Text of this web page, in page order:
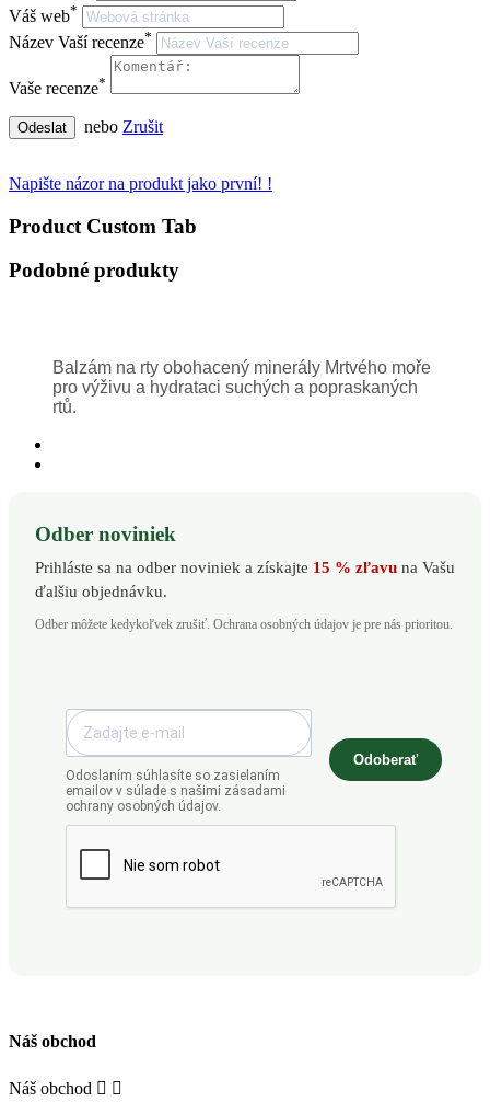
Váš web*
Název Vaší recenze*
Vaše recenze*
Odeslat nebo Zrušit
Napište názor na produkt jako první! !
Product Custom Tab
Podobné produkty
Balzám na rty obohacený minerály Mrtvého moře
pro výživu a hydrataci suchých a popraskaných
rtů.
Odber noviniek
Prihláste sa na odber noviniek a získajte 15 % zľavu na Vašu
ďalšiu objednávku.
Odber môžete kedykoľvek zrušiť. Ochrana osobných údajov je pre nás prioritou.
Odoslaním súhlasíte so zasielaním
emailov v súlade s našimi zásadami
ochrany osobných údajov.
Odoberať
Náš obchod
Náš obchod  